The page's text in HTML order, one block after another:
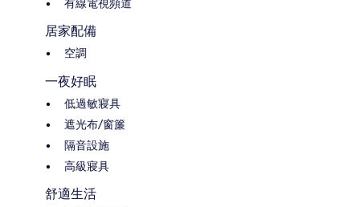
有線電視頻道
居家配備
空調
一夜好眠
低過敏寢具
遮光布/窗簾
隔音設施
高級寢具
舒適生活